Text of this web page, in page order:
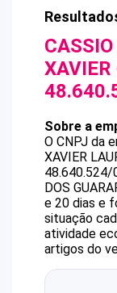
XAVIER
Sobre a
O CNPJ da
XAVIER
48.640.524/
DOS
e 20 dias e
situação
atividade
artigos do